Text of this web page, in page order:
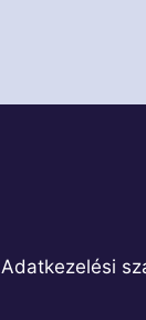
Adatkezelési